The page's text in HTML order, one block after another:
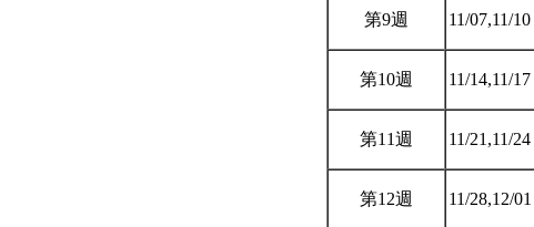
第9週 11/07,11/10
第10週 11/14,11/17
第11週 11/21,11/24
第12週 11/28,12/01